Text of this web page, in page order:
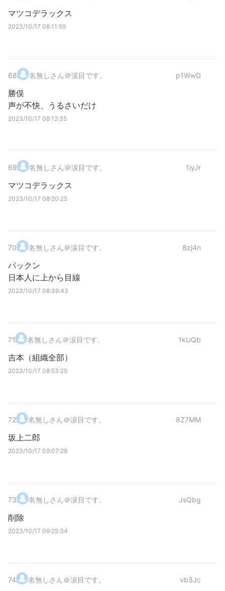
マツコデラックス
2023/10/17 08:11:59
68. 名無しさん＠涙目です。 p1WwD
勝俣
声が不快、うるさいだけ
2023/10/17 08:12:35
69. 名無しさん＠涙目です。 1iyJr
マツコデラックス
2023/10/17 08:20:25
70. 名無しさん＠涙目です。 8zj4n
パックン
日本人に上から目線
2023/10/17 08:39:43
71. 名無しさん＠涙目です。 1kUQb
吉本（組織全部）
2023/10/17 08:53:25
72. 名無しさん＠涙目です。 8Z7MM
坂上二郎
2023/10/17 09:07:29
73. 名無しさん＠涙目です。 JsQbg
削除
2023/10/17 09:25:34
74. 名無しさん＠涙目です。 vb3Jc